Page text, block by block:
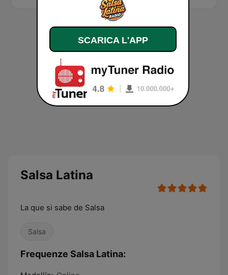
Salsa Latina
La que si sabe de Salsa
Salsa
Frequenze Salsa Latina:
SCARICA L'APP